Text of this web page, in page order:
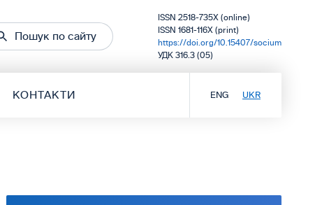
Пошук по сайту
ISSN 2518-735X (online)
ISSN 1681-116X (print)
https://doi.org/10.15407/socium
УДК 316.3 (05)
КОНТАКТИ ENG UKR